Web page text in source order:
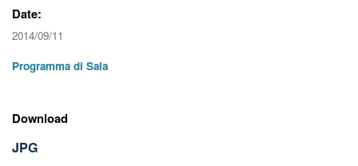
Date:
2014/09/11
Programma di Sala
Download
JPG